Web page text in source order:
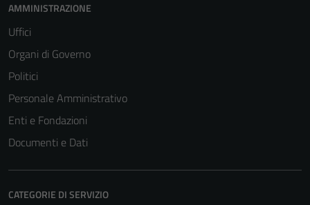
AMMINISTRAZIONE
Uffici
Organi di Governo
Politici
Personale Amministrativo
Enti e Fondazioni
Documenti e Dati
CATEGORIE DI SERVIZIO